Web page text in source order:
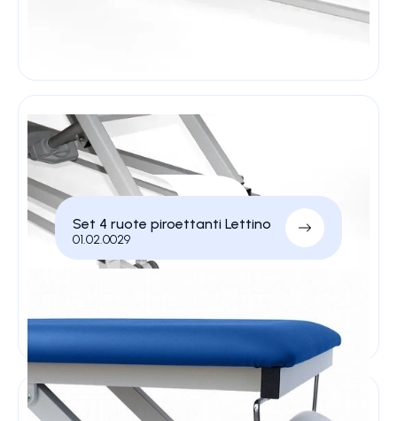
Set 4 ruote piroettanti Lettino
01.02.0029